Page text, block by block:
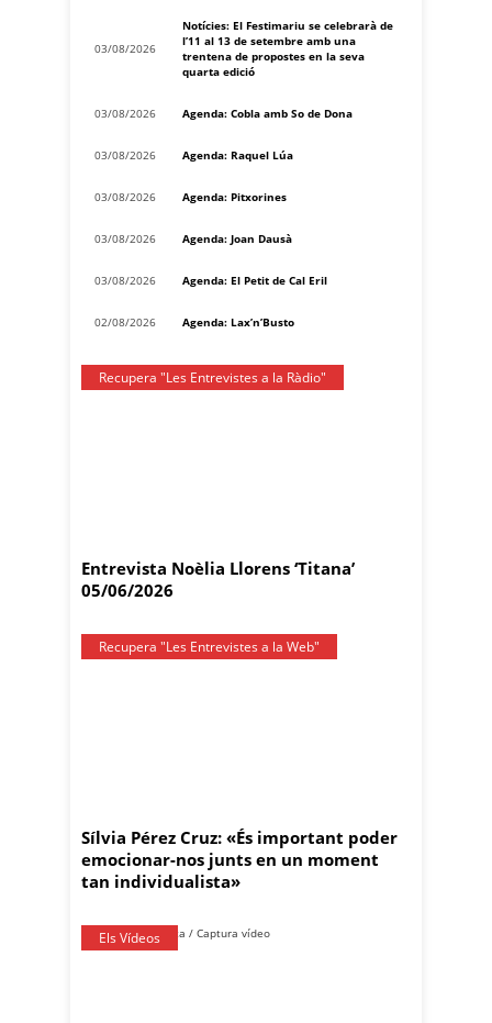
03/08/2026
Notícies: El Festimariu se celebrarà de
l’11 al 13 de setembre amb una
trentena de propostes en la seva
quarta edició
03/08/2026 Agenda: Cobla amb So de Dona
03/08/2026 Agenda: Raquel Lúa
03/08/2026 Agenda: Pitxorines
03/08/2026 Agenda: Joan Dausà
03/08/2026 Agenda: El Petit de Cal Eril
02/08/2026 Agenda: Lax’n’Busto
Recupera "Les Entrevistes a la Ràdio"
Entrevista Noèlia Llorens ‘Titana’
05/06/2026
Recupera "Les Entrevistes a la Web"
Sílvia Pérez Cruz: «És important poder
emocionar-nos junts en un moment
tan individualista»
Els Vídeos